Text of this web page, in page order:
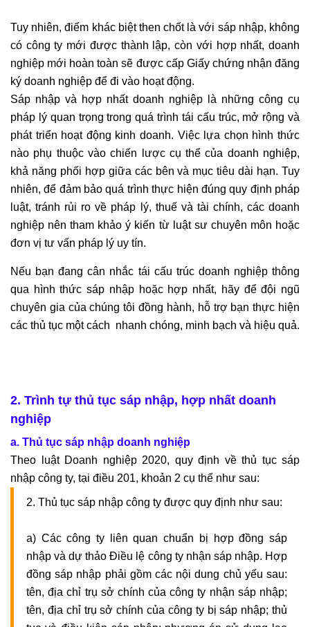
Tuy nhiên, điểm khác biệt then chốt là với sáp nhập, không
có công ty mới được thành lập, còn với hợp nhất, doanh
nghiệp mới hoàn toàn sẽ được cấp Giấy chứng nhận đăng
ký doanh nghiệp để đi vào hoạt động.
Sáp nhập và hợp nhất doanh nghiệp là những công cụ
pháp lý quan trọng trong quá trình tái cấu trúc, mở rộng và
phát triển hoạt động kinh doanh. Việc lựa chọn hình thức
nào phụ thuộc vào chiến lược cụ thể của doanh nghiệp,
khả năng phối hợp giữa các bên và mục tiêu dài hạn. Tuy
nhiên, để đảm bảo quá trình thực hiện đúng quy định pháp
luật, tránh rủi ro về pháp lý, thuế và tài chính, các doanh
nghiệp nên tham khảo ý kiến từ luật sư chuyên môn hoặc
đơn vị tư vấn pháp lý uy tín.
Nếu bạn đang cân nhắc tái cấu trúc doanh nghiệp thông
qua hình thức sáp nhập hoặc hợp nhất, hãy để đội ngũ
chuyên gia của chúng tôi đồng hành, hỗ trợ bạn thực hiện
các thủ tục một cách nhanh chóng, minh bạch và hiệu quả.
2. Trình tự thủ tục sáp nhập, hợp nhất doanh
nghiệp
a. Thủ tục sáp nhập doanh nghiệp
Theo luật Doanh nghiệp 2020, quy định về thủ tục sáp
nhập công ty, tại điều 201, khoản 2 cụ thể như sau:
2. Thủ tục sáp nhập công ty được quy định như sau:
a) Các công ty liên quan chuẩn bị hợp đồng sáp
nhập và dự thảo Điều lệ công ty nhận sáp nhập. Hợp
đồng sáp nhập phải gồm các nội dung chủ yếu sau:
tên, địa chỉ trụ sở chính của công ty nhận sáp nhập;
tên, địa chỉ trụ sở chính của công ty bị sáp nhập; thủ